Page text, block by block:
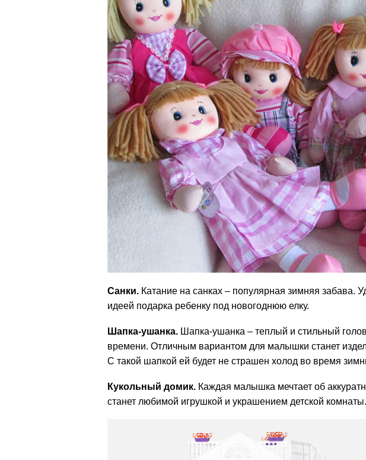
Санки. Катание на санках – популярная зимняя забава.
идеей подарка ребенку под новогоднюю елку.
Шапка-ушанка. Шапка-ушанка – теплый и стильный
времени. Отличным вариантом для малышки станет
С такой шапкой ей будет не страшен холод во время
Кукольный домик. Каждая малышка мечтает об
станет любимой игрушкой и украшением детской комнаты.